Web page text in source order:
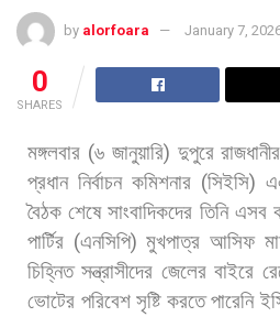
by alorfoara January 7,
0
SHARES
মঙ্গলবার (৬ জানুয়ারি) দুপুরে রাজধানীর
প্রধান নির্বাচন কমিশনার (সিইসি)
বৈঠক শেষে সাংবাদিকদের তিনি এসব
পার্টির (এনসিপি)মুখপাত্র আসিফ
চিহ্নিত সন্ত্রাসীদের জেলের বাইরে
ভোটের পরিবেশ সৃষ্টি করতে পারেনি